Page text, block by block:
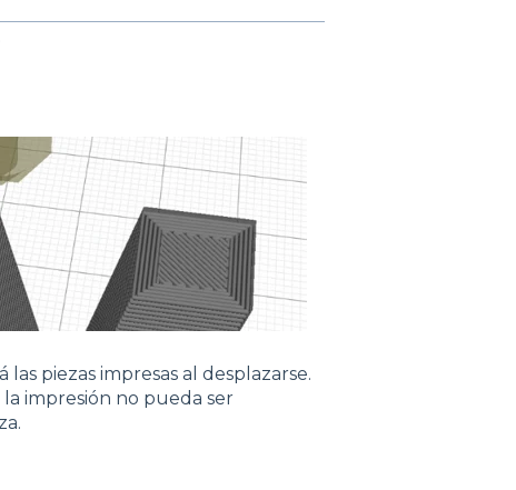
piezas impresas al desplazarse.
impresión no pueda ser